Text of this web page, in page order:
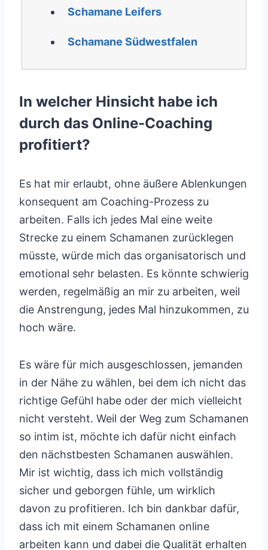
Schamane Leifers
Schamane Südwestfalen
In welcher Hinsicht habe ich
durch das Online-Coaching
profitiert?
Es hat mir erlaubt, ohne äußere Ablenkungen
konsequent am Coaching-Prozess zu
arbeiten. Falls ich jedes Mal eine weite
Strecke zu einem Schamanen zurücklegen
müsste, würde mich das organisatorisch und
emotional sehr belasten. Es könnte schwierig
werden, regelmäßig an mir zu arbeiten, weil
die Anstrengung, jedes Mal hinzukommen, zu
hoch wäre.
Es wäre für mich ausgeschlossen, jemanden
in der Nähe zu wählen, bei dem ich nicht das
richtige Gefühl habe oder der mich vielleicht
nicht versteht. Weil der Weg zum Schamanen
so intim ist, möchte ich dafür nicht einfach
den nächstbesten Schamanen auswählen.
Mir ist wichtig, dass ich mich vollständig
sicher und geborgen fühle, um wirklich
davon zu profitieren. Ich bin dankbar dafür,
dass ich mit einem Schamanen online
arbeiten kann und dabei die Qualität erhalten